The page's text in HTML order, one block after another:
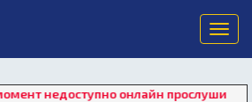
онлайн прослушивание. Для